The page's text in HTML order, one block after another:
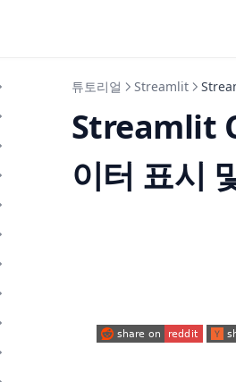
튜토리얼 Streamlit
Streamlit
이터 표시